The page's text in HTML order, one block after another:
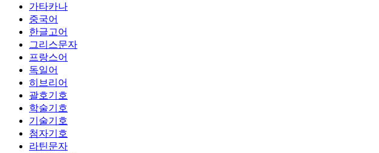
가타카나
중국어
한글고어
그리스문자
프랑스어
독일어
히브리어
괄호기호
학술기호
기술기호
첨자기호
라틴문자